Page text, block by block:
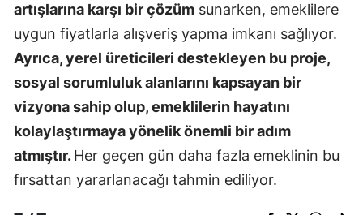
artışlarına karşı bir çözüm sunarken, emeklilere
uygun fiyatlarla alışveriş yapma imkanı sağlıyor.
Ayrıca, yerel üreticileri destekleyen bu proje,
sosyal sorumluluk alanlarını kapsayan bir
vizyona sahip olup, emeklilerin hayatını
kolaylaştırmaya yönelik önemli bir adım
atmıştır.Her geçen gün daha fazla emeklinin bu
fırsattan yararlanacağı tahmin ediliyor.